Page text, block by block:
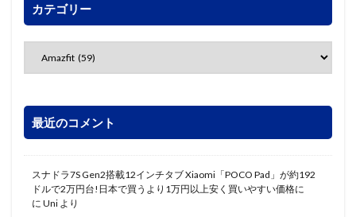
カテゴリー
最近のコメント
スナドラ7S Gen2搭載12インチタブ Xiaomi「POCO Pad」が約192
ドルで2万円台!日本で買うより1万円以上安く買いやすい価格に
に Uni より